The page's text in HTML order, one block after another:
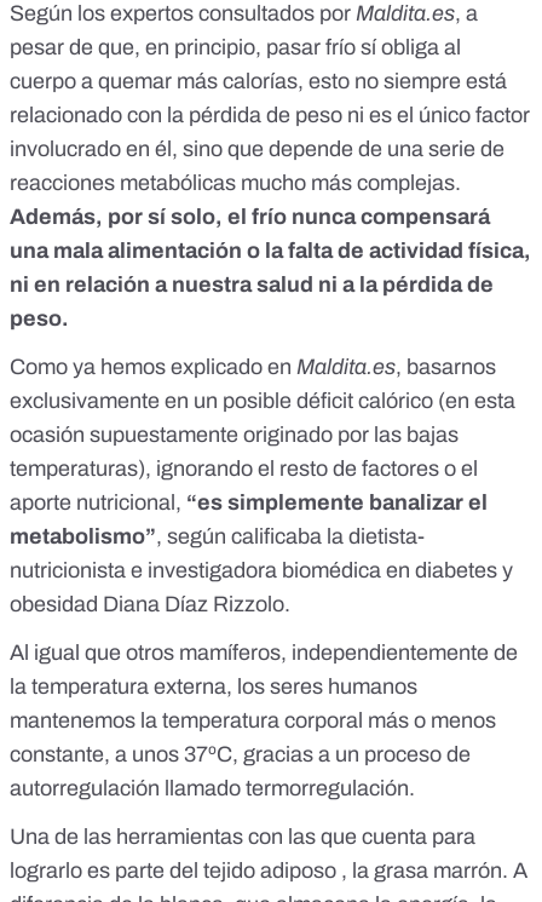
Según los expertos consultados por Maldita.es, a
pesar de que, en principio, pasar frío sí obliga al
cuerpo a quemar más calorías, esto no siempre está
relacionado con la pérdida de peso ni es el único factor
involucrado en él, sino que depende de una serie de
reacciones metabólicas mucho más complejas.
Además, por sí solo, el frío nunca compensará
una mala alimentación o la falta de actividad física,
ni en relación a nuestra salud ni a la pérdida de
peso.
Como ya hemos explicado en Maldita.es, basarnos
exclusivamente en un posible déficit calórico (en esta
ocasión supuestamente originado por las bajas
temperaturas), ignorando el resto de factores o el
aporte nutricional, “es simplemente banalizar el
metabolismo”, según calificaba la dietista-
nutricionista e investigadora biomédica en diabetes y
obesidad Diana Díaz Rizzolo.
Al igual que otros mamíferos, independientemente de
la temperatura externa, los seres humanos
mantenemos la temperatura corporal más o menos
constante, a unos 37ºC, gracias a un proceso de
autorregulación llamado termorregulación.
Una de las herramientas con las que cuenta para
lograrlo es parte del tejido adiposo , la grasa marrón. A